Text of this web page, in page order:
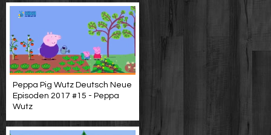
Peppa Pig Wutz Deutsch Neue
Episoden 2017 #15 - Peppa
Wutz